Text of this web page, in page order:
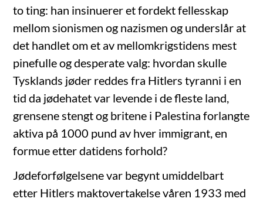
to ting: han insinuerer et fordekt fellesskap
mellom sionismen og nazismen og underslår at
det handlet om et av mellomkrigstidens mest
pinefulle og desperate valg: hvordan skulle
Tysklands jøder reddes fra Hitlers tyranni i en
tid da jødehatet var levende i de fleste land,
grensene stengt og britene i Palestina forlangte
aktiva på 1000 pund av hver immigrant, en
formue etter datidens forhold?
Jødeforfølgelsene var begynt umiddelbart
etter Hitlers maktovertakelse våren 1933 med